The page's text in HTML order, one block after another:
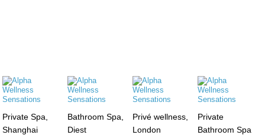
Private Spa,
Shanghai
Bathroom Spa,
Diest
Privé wellness,
London
Private
Bathroom Spa